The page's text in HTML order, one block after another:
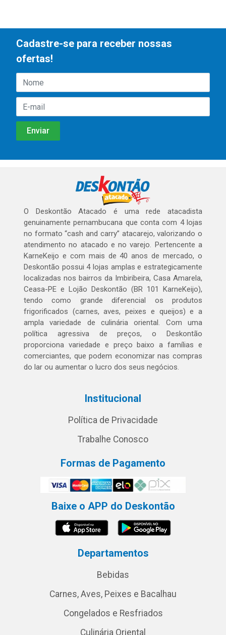
Cadastre-se para receber nossas
ofertas!
O Deskontão Atacado é uma rede atacadista
genuinamente pernambucana que conta com 4 lojas
no formato “cash and carry” atacarejo, valorizando o
atendimento no atacado e no varejo. Pertencente a
KarneKeijo e com mais de 40 anos de mercado, o
Deskontão possui 4 lojas amplas e estrategicamente
localizadas nos bairros da Imbiribeira, Casa Amarela,
Ceasa-PE e Lojão Deskontão (BR 101 KarneKeijo),
tendo como grande diferencial os produtos
frigorificados (carnes, aves, peixes e queijos) e a
ampla variedade de culinária oriental. Com uma
política agressiva de preços, o Deskontão
proporciona variedade e preço baixo a famílias e
comerciantes, que podem economizar nas compras
do lar ou aumentar o lucro dos seus negócios.
Institucional
Política de Privacidade
Trabalhe Conosco
Formas de Pagamento
Baixe o APP do Deskontão
Departamentos
Bebidas
Carnes, Aves, Peixes e Bacalhau
Congelados e Resfriados
Culinária Oriental